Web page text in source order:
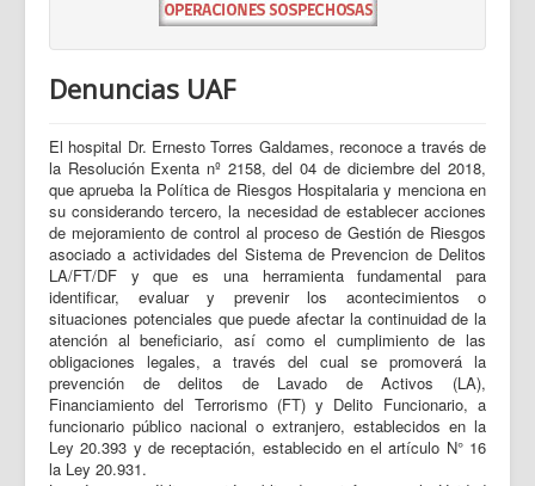
Denuncias UAF
El hospital Dr. Ernesto Torres Galdames, reconoce a través de
la Resolución Exenta nº 2158, del 04 de diciembre del 2018,
que aprueba la Política de Riesgos Hospitalaria y menciona en
su considerando tercero, la necesidad de establecer acciones
de mejoramiento de control al proceso de Gestión de Riesgos
asociado a actividades del Sistema de Prevencion de Delitos
LA/FT/DF y que es una herramienta fundamental para
identificar, evaluar y prevenir los acontecimientos o
situaciones potenciales que puede afectar la continuidad de la
atención al beneficiario, así como el cumplimiento de las
obligaciones legales, a través del cual se promoverá la
prevención de delitos de Lavado de Activos (LA),
Financiamiento del Terrorismo (FT) y Delito Funcionario, a
funcionario público nacional o extranjero, establecidos en la
Ley 20.393 y de receptación, establecido en el artículo N° 16
la Ley 20.931.